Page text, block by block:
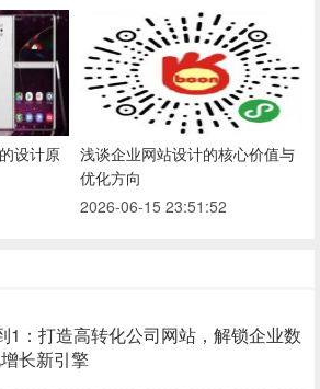
设计原
浅谈企业网站设计的核心价值与
优化方向
2026-06-15 23:51:52
1：打造高转化公司网站，解锁企业数
长新引擎